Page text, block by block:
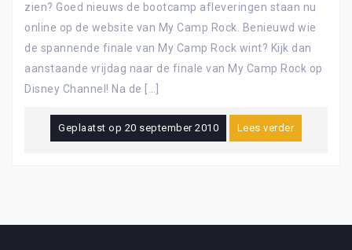
zien? Goed nieuws de bootcamp afleveringen staan nu
online op de website van My Camp Rock. Benieuwd wie
de spannende finale van My Camp Rock wint? Kijk dan
aanstaande vrijdag naar de finale van My Camp Rock op
Disney Channel! Na de […]
Geplaatst op 20 september 2010 Lees verder